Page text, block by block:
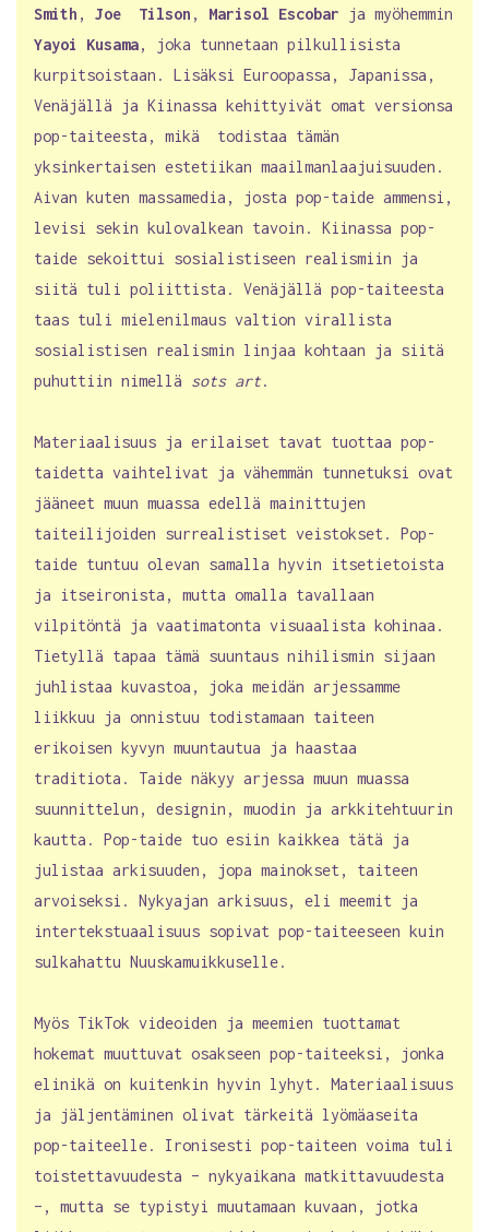
Smith , Joe Tilson , Marisol Escobar ja myöhemmin
Yayoi Kusama, joka tunnetaan pilkullisista
kurpitsoistaan. Lisäksi Euroopassa, Japanissa,
Venäjällä ja Kiinassa kehittyivät omat versionsa
pop-taiteesta, mikä todistaa tämän
yksinkertaisen estetiikan maailmanlaajuisuuden.
Aivan kuten massamedia, josta pop-taide ammensi,
levisi sekin kulovalkean tavoin. Kiinassa pop-
taide sekoittui sosialistiseen realismiin ja
siitä tuli poliittista. Venäjällä pop-taiteesta
taas tuli mielenilmaus valtion virallista
sosialistisen realismin linjaa kohtaan ja siitä
puhuttiin nimellä sots art.
Materiaalisuus ja erilaiset tavat tuottaa pop-
taidetta vaihtelivat ja vähemmän tunnetuksi ovat
jääneet muun muassa edellä mainittujen
taiteilijoiden surrealistiset veistokset. Pop-
taide tuntuu olevan samalla hyvin itsetietoista
ja itseironista, mutta omalla tavallaan
vilpitöntä ja vaatimatonta visuaalista kohinaa.
Tietyllä tapaa tämä suuntaus nihilismin sijaan
juhlistaa kuvastoa, joka meidän arjessamme
liikkuu ja onnistuu todistamaan taiteen
erikoisen kyvyn muuntautua ja haastaa
traditiota. Taide näkyy arjessa muun muassa
suunnittelun, designin, muodin ja arkkitehtuurin
kautta. Pop-taide tuo esiin kaikkea tätä ja
julistaa arkisuuden, jopa mainokset, taiteen
arvoiseksi. Nykyajan arkisuus, eli meemit ja
intertekstuaalisuus sopivat pop-taiteeseen kuin
sulkahattu Nuuskamuikkuselle.
Myös TikTok videoiden ja meemien tuottamat
hokemat muuttuvat osakseen pop-taiteeksi, jonka
elinikä on kuitenkin hyvin lyhyt. Materiaalisuus
ja jäljentäminen olivat tärkeitä lyömäaseita
pop-taiteelle. Ironisesti pop-taiteen voima tuli
toistettavuudesta – nykyaikana matkittavuudesta
–, mutta se typistyi muutamaan kuvaan, jotka